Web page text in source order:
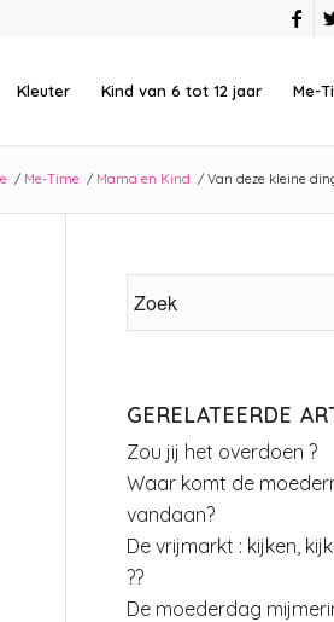
Kleuter Kind van 6 tot 12 jaar Me-
/ Me-Time / Mama en Kind / Van deze kleine
GERELATEERDE
Zou jij het overdoen ?
Waar komt de
vandaan?
De vrijmarkt : kijken,
??
De moederdag